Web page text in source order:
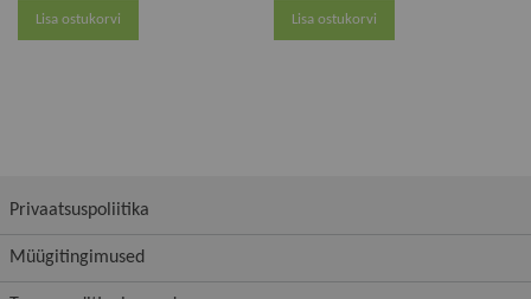
Lisa ostukorvi Lisa ostukorvi
Privaatsuspoliitika
Müügitingimused